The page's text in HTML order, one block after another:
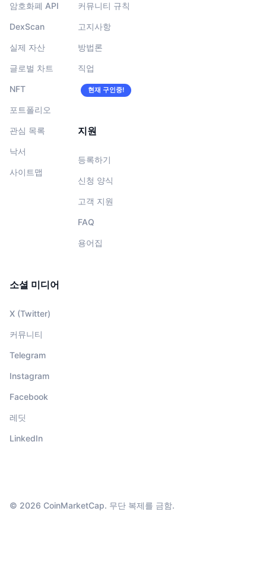
암호화폐 API
DexScan
실제 자산
글로벌 차트
NFT
포트폴리오
관심 목록
낙서
사이트맵
커뮤니티 규칙
고지사항
방법론
직업
현재 구인중!
지원
등록하기
신청 양식
고객 지원
FAQ
용어집
소셜 미디어
X (Twitter)
커뮤니티
Telegram
Instagram
Facebook
레딧
LinkedIn
© 2026 CoinMarketCap. 무단 복제를 금함.